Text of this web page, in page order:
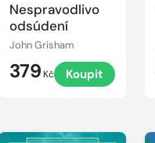
Nespravodlivo
odsúdení
John Grisham
379 Kč Koupit